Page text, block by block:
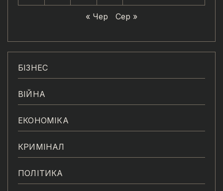
« Чер Сер »
БІЗНЕС
ВІЙНА
ЕКОНОМІКА
КРИМІНАЛ
ПОЛІТИКА